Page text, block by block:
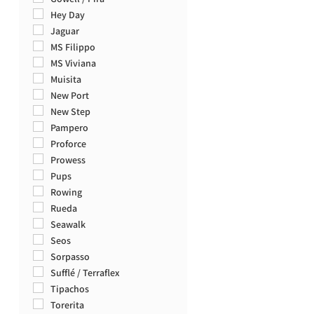
44
45
46
47
48
49
50
45/46
Hey Day
Jaguar
MS Filippo
MS Viviana
Muisita
New Port
New Step
Pampero
Proforce
Prowess
Pups
Rowing
Rueda
Seawalk
Seos
Sorpasso
Sufflé / Terraflex
Tipachos
Torerita